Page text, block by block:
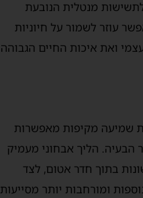
מנטלית הנובעת
עוזר לשמור על חיוניות
ואת איכות החיים הגבוהה
שמיעה מקיפות מאפשרות
הליך אבחוני מעמיק
בתוך חדר אטום, לצד
ומורחבות יותר מסייעות